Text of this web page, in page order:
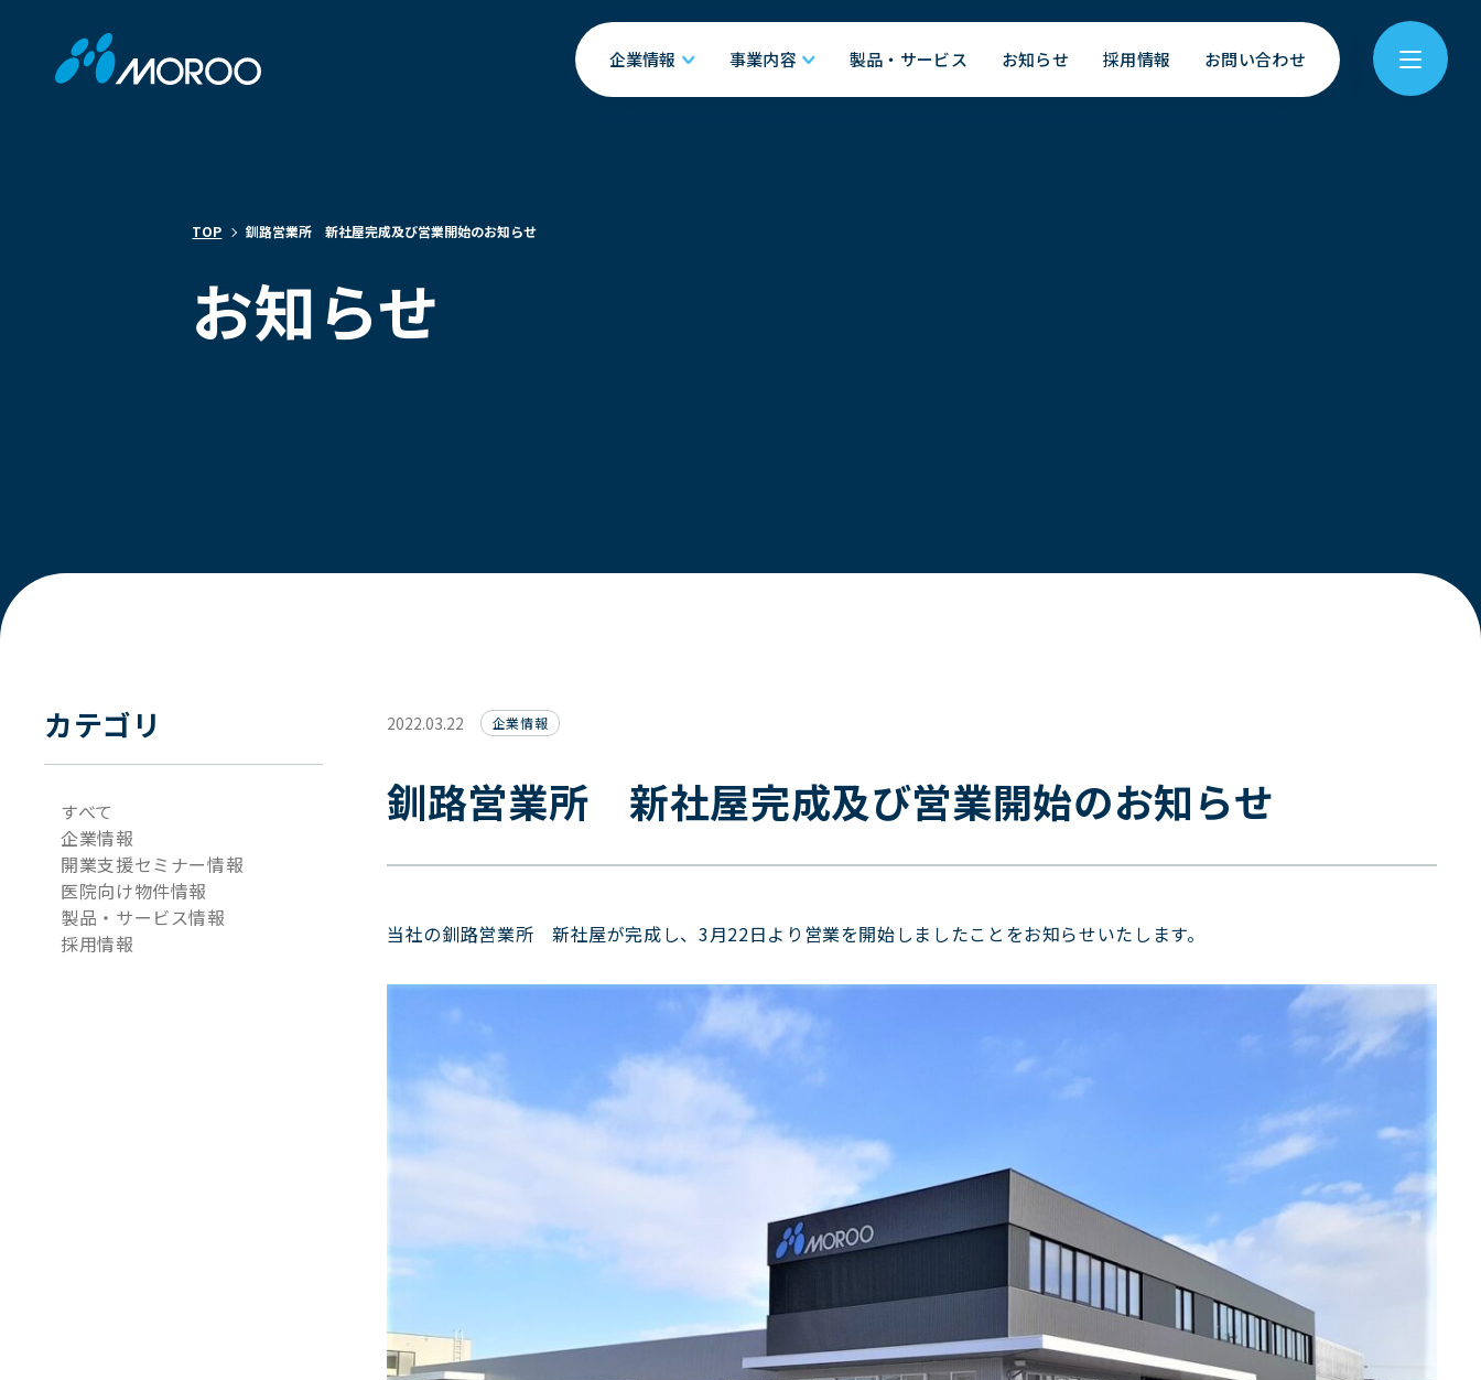
企業情報 事業内容 製品・サービス お知らせ 採用情報 お問い合わせ
TOP 釧路営業所 新社屋完成及び営業開始のお知らせ
お知らせ
カテゴリ
すべて
企業情報
開業支援セミナー情報
医院向け物件情報
製品・サービス情報
採用情報
2022.03.22 企業情報
釧路営業所 新社屋完成及び営業開始のお知らせ
当社の釧路営業所 新社屋が完成し、3月22日より営業を開始しましたことをお知らせいたします。